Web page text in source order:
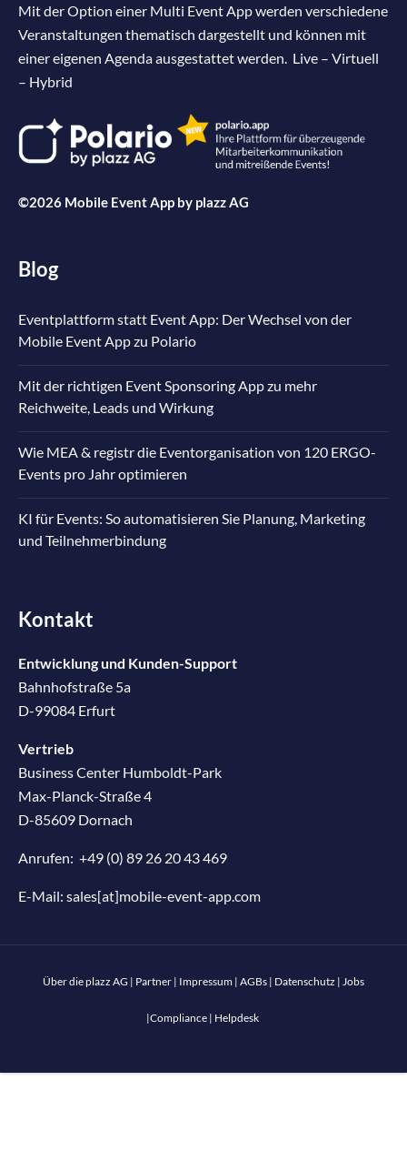
Mit der Option einer Multi Event App werden verschiedene
Veranstaltungen thematisch dargestellt und können mit
einer eigenen Agenda ausgestattet werden. Live – Virtuell
– Hybrid
©2026 Mobile Event App by plazz AG
Blog
Eventplattform statt Event App: Der Wechsel von der
Mobile Event App zu Polario
Mit der richtigen Event Sponsoring App zu mehr
Reichweite, Leads und Wirkung
Wie MEA & registr die Eventorganisation von 120 ERGO-
Events pro Jahr optimieren
KI für Events: So automatisieren Sie Planung, Marketing
und Teilnehmerbindung
Kontakt
Entwicklung und Kunden-Support
Bahnhofstraße 5a
D-99084 Erfurt
Vertrieb
Business Center Humboldt-Park
Max-Planck-Straße 4
D-85609 Dornach
Anrufen: +49 (0) 89 26 20 43 469
E-Mail: sales[at]mobile-event-app.com
Über die plazz AG | Partner | Impressum | AGBs | Datenschutz | Jobs
|Compliance | Helpdesk